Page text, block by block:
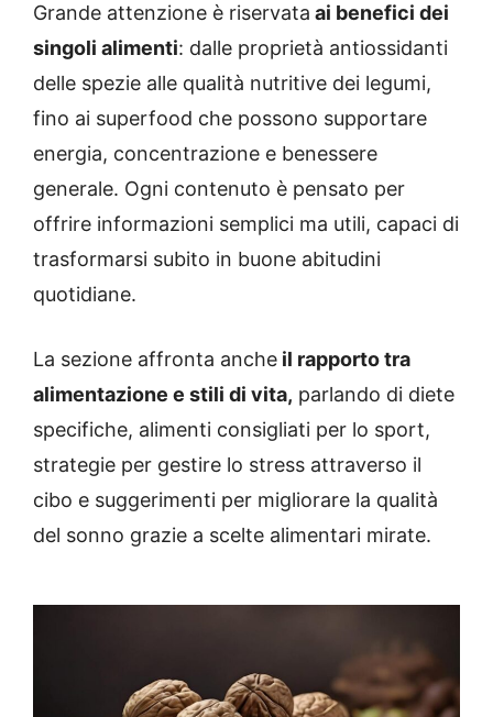
Grande attenzione è riservata ai benefici dei
singoli alimenti: dalle proprietà antiossidanti
delle spezie alle qualità nutritive dei legumi,
fino ai superfood che possono supportare
energia, concentrazione e benessere
generale. Ogni contenuto è pensato per
offrire informazioni semplici ma utili, capaci di
trasformarsi subito in buone abitudini
quotidiane.
La sezione affronta anche il rapporto tra
alimentazione e stili di vita, parlando di diete
specifiche, alimenti consigliati per lo sport,
strategie per gestire lo stress attraverso il
cibo e suggerimenti per migliorare la qualità
del sonno grazie a scelte alimentari mirate.